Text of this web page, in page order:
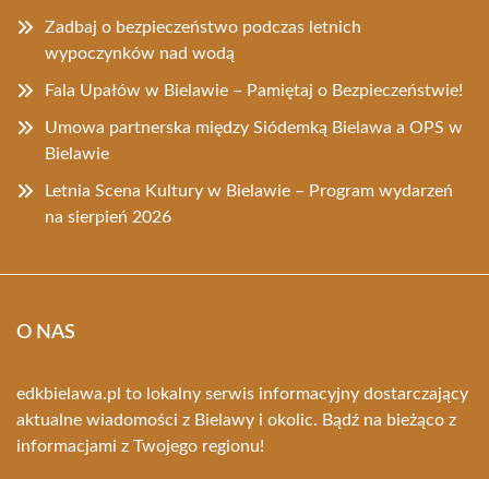
Zadbaj o bezpieczeństwo podczas letnich
wypoczynków nad wodą
Fala Upałów w Bielawie – Pamiętaj o Bezpieczeństwie!
Umowa partnerska między Siódemką Bielawa a OPS w
Bielawie
Letnia Scena Kultury w Bielawie – Program wydarzeń
na sierpień 2026
O NAS
edkbielawa.pl to lokalny serwis informacyjny dostarczający
aktualne wiadomości z Bielawy i okolic. Bądź na bieżąco z
informacjami z Twojego regionu!